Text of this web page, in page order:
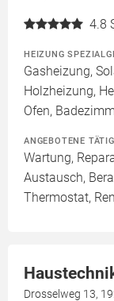
4.8
HEIZUNG
Gasheizung,
Holzheizung,
Ofen,
ANGEBOTENE
Wartung,
Austausch,
Thermostat,
Drosselweg 13,